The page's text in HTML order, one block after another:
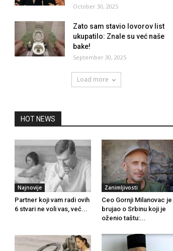
October 30, 2025
Zato sam stavio lovorov list
ukupatilo: Znale su već naše
bake!
September 30, 2025
Load more
HOT NEWS
Najnovije
Partner koji vam radi ovih
6 stvari ne voli vas, već...
Zanimljivosti
Ceo Gornji Milanovac je
brujao o Srbinu koji je
oženio taštu:...